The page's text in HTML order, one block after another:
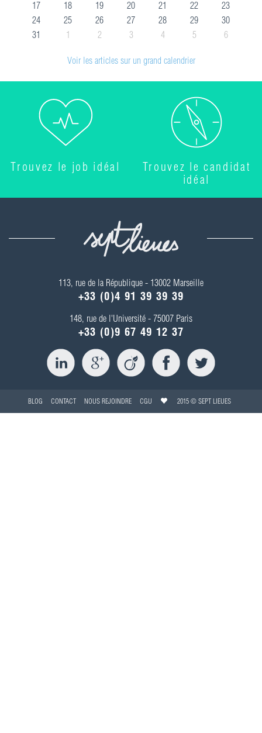
17 18 19 20 21 22
23
24
25 26 27 28 29
30
31
1 2 3 4 5 6
Voir les articles sur un grand calendrier
Trouvez le job idéal
Trouvez le candidat
idéal
113, rue de la République - 13002 Marseille
+33 (0)4 91 39 39 39
148, rue de l'Université - 75007 Paris
+33 (0)9 67 49 12 37
BLOG CONTACT NOUS REJOINDRE CGU 2015 © SEPT LIEUES